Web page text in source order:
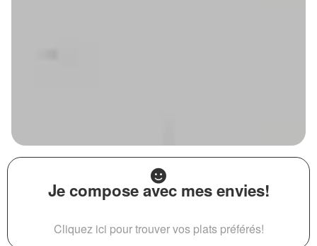
Je compose avec mes envies!
Cliquez ici pour trouver vos plats préférés!